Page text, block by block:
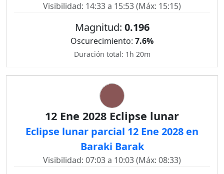
Visibilidad: 14:33 a 15:53 (Máx: 15:15)
Magnitud: 0.196
Oscurecimiento: 7.6%
Duración total: 1h 20m
12 Ene 2028 Eclipse lunar
Eclipse lunar parcial 12 Ene 2028 en
Baraki Barak
Visibilidad: 07:03 a 10:03 (Máx: 08:33)